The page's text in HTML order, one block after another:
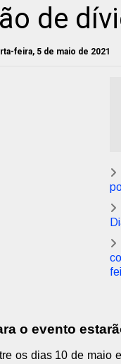
de
feira, 5 de maio de 2021
o evento
os dias 10 de maio